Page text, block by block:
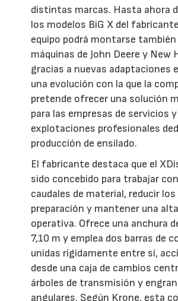
distintas marcas. Hasta ahora
los modelos BiG X del
equipo podrá montarse también
máquinas de John Deere y New
gracias a nuevas adaptaciones
una evolución con la que la
pretende ofrecer una solución
para las empresas de servicios y
explotaciones profesionales
producción de ensilado.
El fabricante destaca que el
sido concebido para trabajar
caudales de material, reducir
preparación y mantener una
operativa. Ofrece una anchura
7,10 m y emplea dos barras de
unidas rígidamente entre sí,
desde una caja de cambios
árboles de transmisión y
angulares. Según Krone, esta